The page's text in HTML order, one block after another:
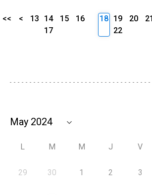
<< < 13 14 15
16
17
18 19 20
21
22
L M M J V
29 30 1 2 3